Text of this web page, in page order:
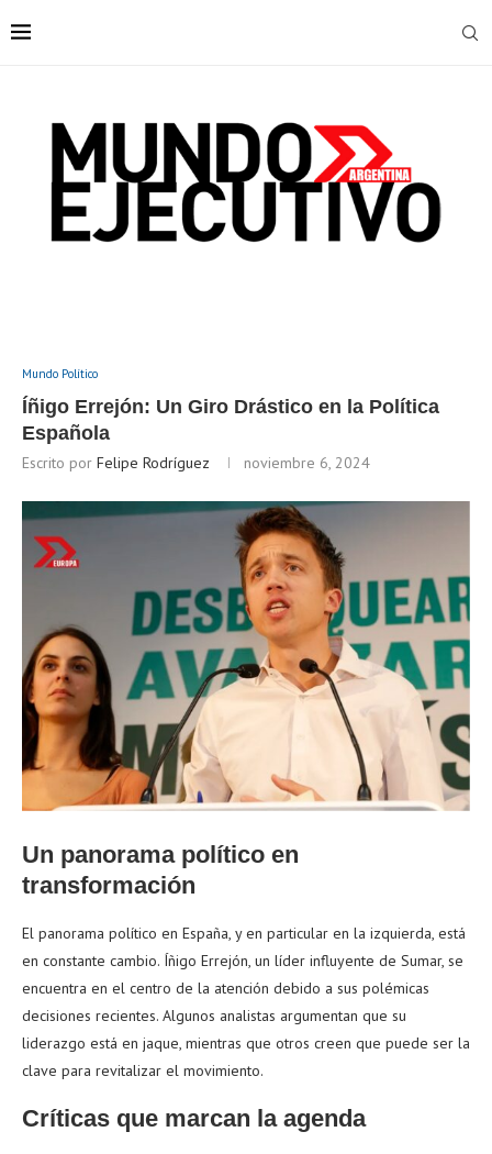
Mundo Político
Íñigo Errejón: Un Giro Drástico en la Política
Española
Escrito por Felipe Rodríguez noviembre 6, 2024
Un panorama político en
transformación
El panorama político en España, y en particular en la izquierda, está
en constante cambio. Íñigo Errejón, un líder influyente de Sumar, se
encuentra en el centro de la atención debido a sus polémicas
decisiones recientes. Algunos analistas argumentan que su
liderazgo está en jaque, mientras que otros creen que puede ser la
clave para revitalizar el movimiento.
Críticas que marcan la agenda